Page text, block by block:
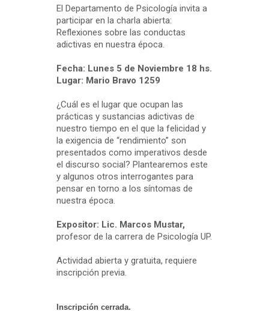
El Departamento de Psicología invita a
participar en la charla abierta:
Reflexiones sobre las conductas
adictivas en nuestra época.
Fecha: Lunes 5 de Noviembre 18 hs.
Lugar: Mario Bravo 1259
¿Cuál es el lugar que ocupan las
prácticas y sustancias adictivas de
nuestro tiempo en el que la felicidad y
la exigencia de “rendimiento” son
presentados como imperativos desde
el discurso social? Plantearemos este
y algunos otros interrogantes para
pensar en torno a los síntomas de
nuestra época.
Expositor: Lic. Marcos Mustar,
profesor de la carrera de Psicología UP.
Actividad abierta y gratuita, requiere
inscripción previa.